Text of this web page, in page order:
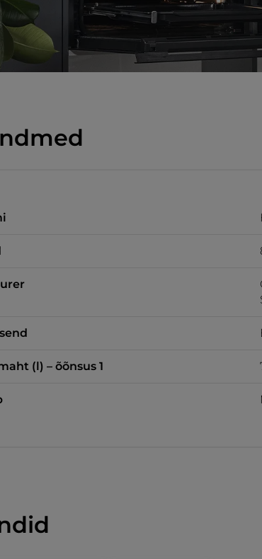
(l) – õõnsus 1